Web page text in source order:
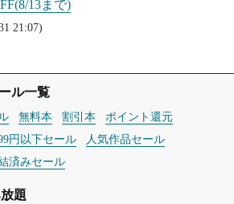
13まで)
21:07)
ル一覧
無料本 割引本
ポイント還元
円以下セール
人気作品セール
済みセール
題